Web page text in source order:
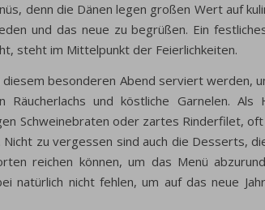
denn die Dänen legen großen Wert auf
und das neue zu begrüßen. Ein
steht im Mittelpunkt der Feierlichkeiten.
besonderen Abend serviert werden,
Räucherlachs und köstliche Garnelen. Als
Schweinebraten oder zartes Rinderfilet,
Nicht zu vergessen sind auch die Desserts,
reichen können, um das Menü
natürlich nicht fehlen, um auf das neue